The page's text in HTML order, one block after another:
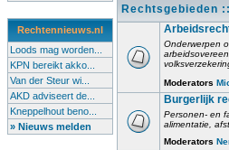
Rechtennieuws.nl
Loods mag worden...
KPN bereikt akko...
Van der Steur wi...
AKD adviseert de...
Kneppelhout beno...
» Nieuws melden
Rechtsgebieden
Onderwerpen
Moderators
Burgerlijk
Personen- en
alimentatie,
Moderators